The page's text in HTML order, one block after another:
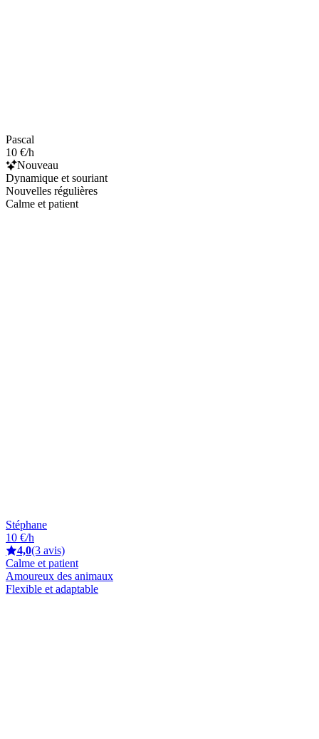
Pascal
10 €/h
Nouveau
Dynamique et souriant
Nouvelles régulières
Calme et patient
Stéphane
10 €/h
4,0(3 avis)
Calme et patient
Amoureux des animaux
Flexible et adaptable